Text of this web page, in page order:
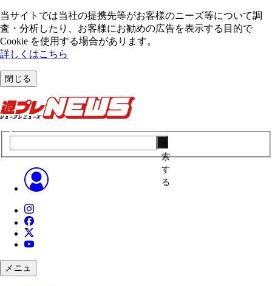
当サイトでは当社の提携先等がお客様のニーズ等について調
査・分析したり、お客様にお勧めの広告を表⽰する⽬的で
Cookie を使⽤する場合があります。
詳しくはこちら
閉じる
索
す
る
メニュ